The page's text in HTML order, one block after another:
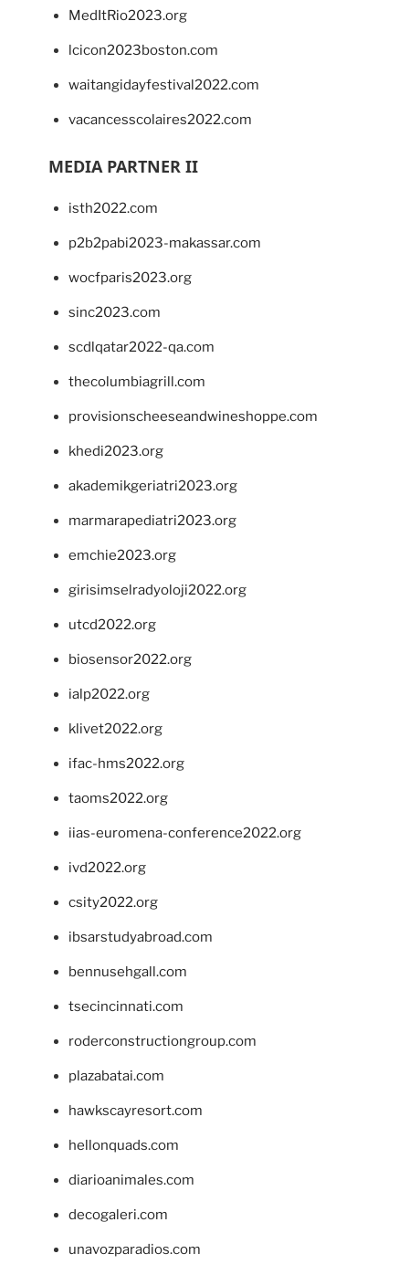
MedItRio2023.org
lcicon2023boston.com
waitangidayfestival2022.com
vacancesscolaires2022.com
MEDIA PARTNER II
isth2022.com
p2b2pabi2023-makassar.com
wocfparis2023.org
sinc2023.com
scdlqatar2022-qa.com
thecolumbiagrill.com
provisionscheeseandwineshoppe.com
khedi2023.org
akademikgeriatri2023.org
marmarapediatri2023.org
emchie2023.org
girisimselradyoloji2022.org
utcd2022.org
biosensor2022.org
ialp2022.org
klivet2022.org
ifac-hms2022.org
taoms2022.org
iias-euromena-conference2022.org
ivd2022.org
csity2022.org
ibsarstudyabroad.com
bennusehgall.com
tsecincinnati.com
roderconstructiongroup.com
plazabatai.com
hawkscayresort.com
hellonquads.com
diarioanimales.com
decogaleri.com
unavozparadios.com